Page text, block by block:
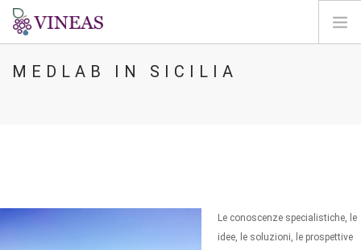
PÁGINA INICIAL
MEDLAB IN SICILIA
Le conoscenze specialistiche, le
idee, le soluzioni, le prospettive